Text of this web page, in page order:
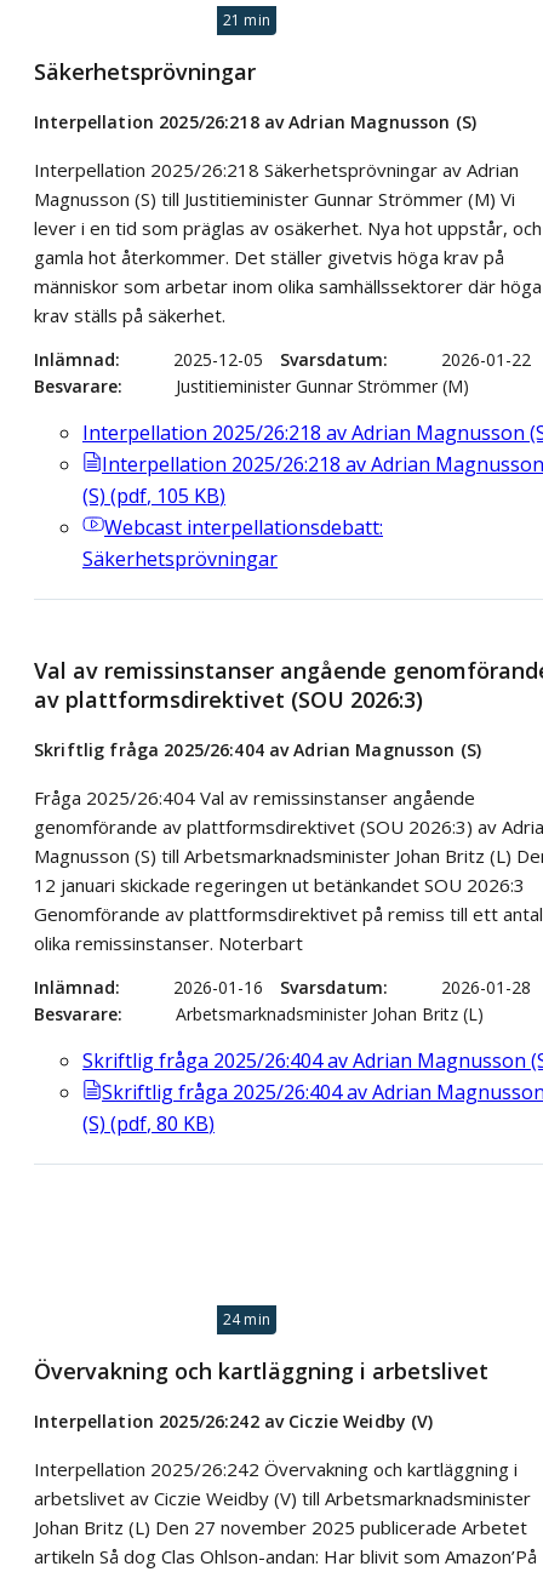
21 min
Säkerhetsprövningar
Interpellation 2025/26:218 av Adrian Magnusson (S)
Interpellation 2025/26:218 Säkerhetsprövningar av Adrian
Magnusson (S) till Justitieminister Gunnar Strömmer (M) Vi
lever i en tid som präglas av osäkerhet. Nya hot uppstår, och
gamla hot återkommer. Det ställer givetvis höga krav på
människor som arbetar inom olika samhällssektorer där höga
krav ställs på säkerhet.
Inlämnad 2025-12-05 Svarsdatum
2026-01-22
Besvarare
Justitieminister Gunnar Strömmer (M)
Interpellation 2025/26:218 av Adrian Magnusson
Interpellation 2025/26:218 av Adrian Magnusson
(S) (pdf, 105 KB)
Webcast interpellationsdebatt:
Säkerhetsprövningar
Val av remissinstanser angående
av plattformsdirektivet (SOU 2026:3)
Skriftlig fråga 2025/26:404 av Adrian Magnusson (S)
Fråga 2025/26:404 Val av remissinstanser angående
genomförande av plattformsdirektivet (SOU 2026:3) av
Magnusson (S) till Arbetsmarknadsminister Johan Britz (L)
12 januari skickade regeringen ut betänkandet SOU 2026:3
Genomförande av plattformsdirektivet på remiss till ett antal
olika remissinstanser. Noterbart
Inlämnad 2026-01-16 Svarsdatum
2026-01-28
Besvarare
Arbetsmarknadsminister Johan Britz (L)
Skriftlig fråga 2025/26:404 av Adrian Magnusson
Skriftlig fråga 2025/26:404 av Adrian
(S) (pdf, 80 KB)
24 min
Övervakning och kartläggning i arbetslivet
Interpellation 2025/26:242 av Ciczie Weidby (V)
Interpellation 2025/26:242 Övervakning och kartläggning i
arbetslivet av Ciczie Weidby (V) till Arbetsmarknadsminister
Johan Britz (L) Den 27 november 2025 publicerade Arbetet
artikeln Så dog Clas Ohlson-andan: Har blivit som Amazon’På